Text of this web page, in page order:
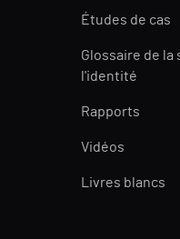
Études de cas
Glossaire de la
l'identité
Rapports
Vidéos
Livres blancs